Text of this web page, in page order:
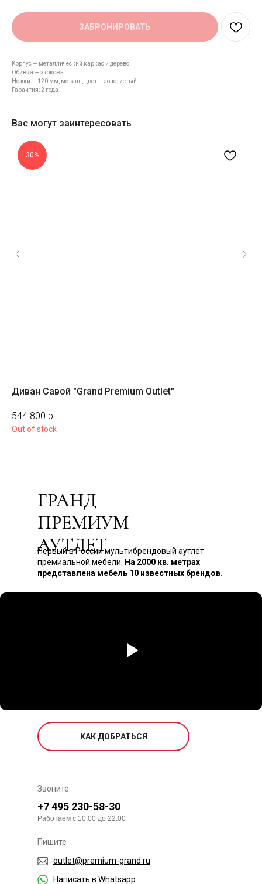
ЗАБРОНИРОВАТЬ
Корпус — металлический каркас и дерево
Обивка — экокожа
Ножки — 120 мм, металл, цвет — золотистый
Гарантия: 2 года
Вас могут заинтересовать
30%
Диван Савой "Grand Premium Outlet"
544 800 р.
Out of stock
ГРАНД
ПРЕМИУМ
АУТЛЕТ
Первый в России мультибрендовый аутлет
премиальной мебели. На 2000 кв. метрах
представлена мебель 10 известных брендов.
КАК ДОБРАТЬСЯ
outlet@premium-grand.ru
Написать в Whatsapp
+7 495 230-58-30
Работаем с 10:00 до 22:00
Звоните
Пишите